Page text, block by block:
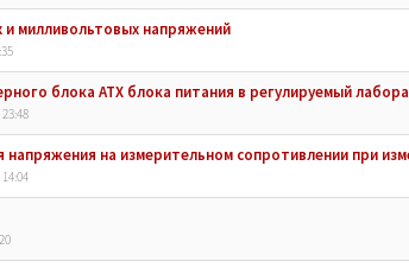
и милливольтовых напряжений
блока ATX блока питания в регулируемый
напряжения на измерительном сопротивлении при